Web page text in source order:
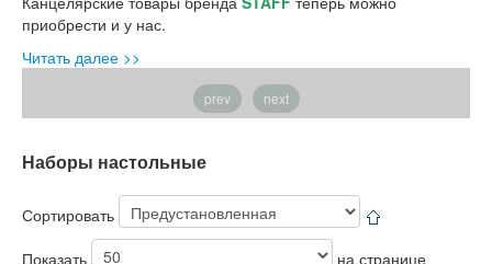
приобрести и у нас.
Читать далее >>
prev next
Наборы настольные
Сортировать
Показать
на странице